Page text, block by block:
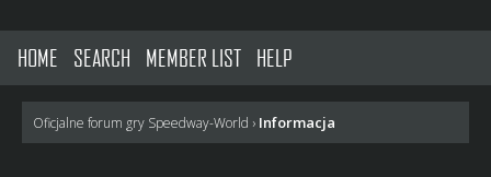
HOME SEARCH MEMBER LIST HELP
Oficjalne forum gry Speedway-World › Informacja